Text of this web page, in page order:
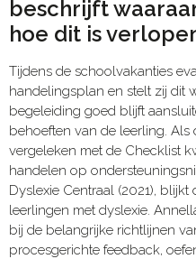
beschrijft
hoe dit is
Tijdens de schoolvakanties
handelingsplan en stelt zij dit
begeleiding goed blijft
behoeften van de leerling.
vergeleken met de Checklist
handelen op
Dyslexie Centraal (2021),
leerlingen met dyslexie.
bij de belangrijke richtlijnen
procesgerichte feedback,